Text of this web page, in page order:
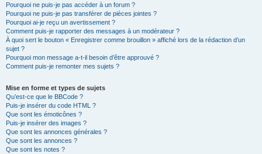
Pourquoi ne puis-je pas accéder à un forum ?
Pourquoi ne puis-je pas transférer de pièces jointes ?
Pourquoi ai-je reçu un avertissement ?
Comment puis-je rapporter des messages à un modérateur ?
À quoi sert le bouton « Enregistrer comme brouillon » affiché lors de la rédaction d’un
sujet ?
Pourquoi mon message a-t-il besoin d’être approuvé ?
Comment puis-je remonter mes sujets ?
Mise en forme et types de sujets
Qu’est-ce que le BBCode ?
Puis-je insérer du code HTML ?
Que sont les émoticônes ?
Puis-je insérer des images ?
Que sont les annonces générales ?
Que sont les annonces ?
Que sont les notes ?